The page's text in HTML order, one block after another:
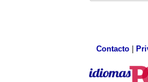
Contacto|